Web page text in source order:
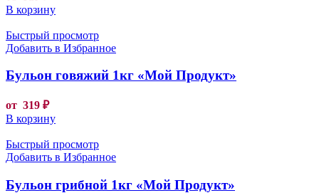
В корзину
Быстрый просмотр
Добавить в Избранное
Бульон говяжий 1кг «Мой Продукт»
от 319 ₽
В корзину
Быстрый просмотр
Добавить в Избранное
Бульон грибной 1кг «Мой Продукт»